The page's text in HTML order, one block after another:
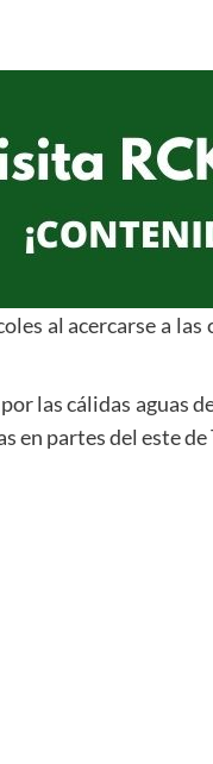
al acercarse a
las cálidas aguas
en partes del este